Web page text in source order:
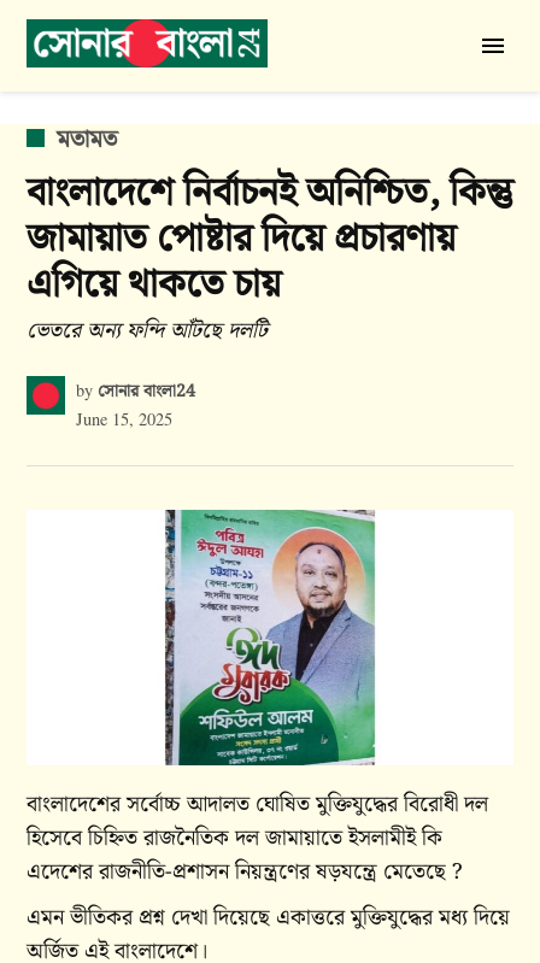
Skip
বাংলা
24
POSTED
মতামত
বাংলাদেশে নির্বাচনই অনিশ্চিত, কিন্তু
জামায়াত পোষ্টার দিয়ে প্রচারণায়
এগিয়ে থাকতে চায়
ভেতরে অন্য ফন্দি আঁটছে দলটি
by সোনার বাংলা24
June 15, 2025
বাংলাদেশের সর্বোচ্চ আদালত ঘোষিত মুক্তিযুদ্ধের বিরোধী দল
হিসেবে চিহ্নিত রাজনৈতিক দল জামায়াতে ইসলামীই কি
এদেশের রাজনীতি-প্রশাসন নিয়ন্ত্রণের ষড়যন্ত্রে মেতেছে ?
এমন ভীতিকর প্রশ্ন দেখা দিয়েছে একাত্তরে মুক্তিযুদ্ধের মধ্য দিয়ে
অর্জিত এই বাংলাদেশে।